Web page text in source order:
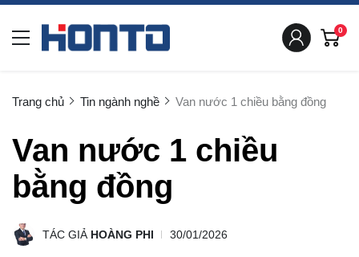
0
Trang chủ Tin ngành nghề Van nước 1 chiều bằng đồng
Van nước 1 chiều
bằng đồng
TÁC GIẢ HOÀNG PHI 30/01/2026